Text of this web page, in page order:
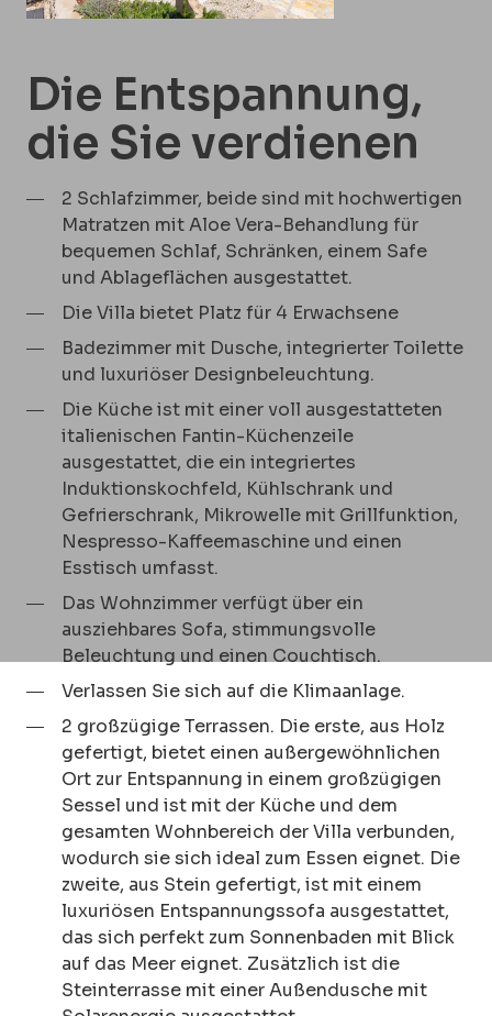
Die Entspannung,
die Sie verdienen
2 Schlafzimmer, beide sind mit hochwertigen
Matratzen mit Aloe Vera-Behandlung für
bequemen Schlaf, Schränken, einem Safe
und Ablageflächen ausgestattet.
Die Villa bietet Platz für 4 Erwachsene
Badezimmer mit Dusche, integrierter Toilette
und luxuriöser Designbeleuchtung.
Die Küche ist mit einer voll ausgestatteten
italienischen Fantin-Küchenzeile
ausgestattet, die ein integriertes
Induktionskochfeld, Kühlschrank und
Gefrierschrank, Mikrowelle mit Grillfunktion,
Nespresso-Kaffeemaschine und einen
Esstisch umfasst.
Das Wohnzimmer verfügt über ein
ausziehbares Sofa, stimmungsvolle
Beleuchtung und einen Couchtisch.
Verlassen Sie sich auf die Klimaanlage.
2 großzügige Terrassen. Die erste, aus Holz
gefertigt, bietet einen außergewöhnlichen
Ort zur Entspannung in einem großzügigen
Sessel und ist mit der Küche und dem
gesamten Wohnbereich der Villa verbunden,
wodurch sie sich ideal zum Essen eignet. Die
zweite, aus Stein gefertigt, ist mit einem
luxuriösen Entspannungssofa ausgestattet,
das sich perfekt zum Sonnenbaden mit Blick
auf das Meer eignet. Zusätzlich ist die
Steinterrasse mit einer Außendusche mit